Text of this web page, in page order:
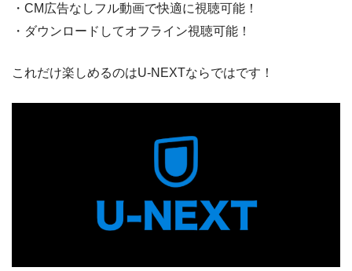
・CM広告なしフル動画で快適に視聴可能！
・ダウンロードしてオフライン視聴可能！
これだけ楽しめるのはU-NEXTならではです！